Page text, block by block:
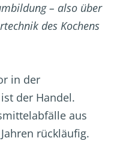
– also über
des Kochens
in der
der Handel.
aus
rückläufig.